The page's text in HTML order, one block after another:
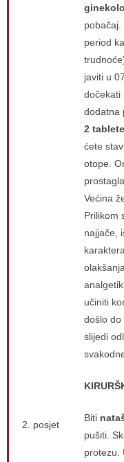
2. posjet
period
javiti u
dočekati
dodatna
2 tablete
ćete
otope.
Većina
Prilikom
najjače,
učiniti
došlo do
slijedi
Biti
pušiti.
protezu.